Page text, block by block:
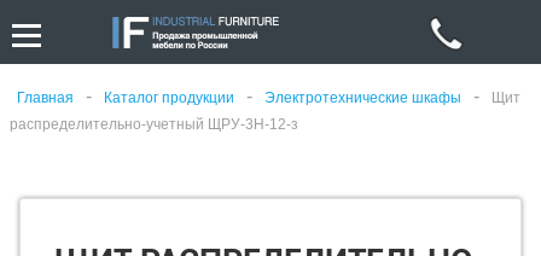
Главная - Каталог продукции - Электротехнические шкафы -
Щит
распределительно-учетный ЩРУ-3Н-12-з